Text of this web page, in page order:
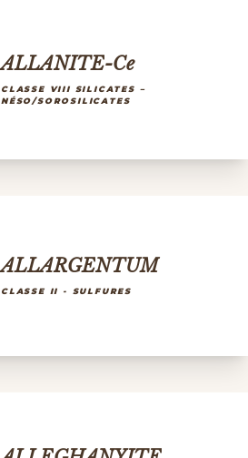
ALLANITE-Ce
CLASSE VIII SILICATES –
NÉSO/SOROSILICATES
ALLARGENTUM
CLASSE II - SULFURES